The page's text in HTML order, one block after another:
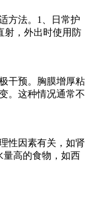
方法。1、日常护
射，外出时使用防
干预。胸膜增厚粘
。这种情况通常不
性因素有关，如肾
量高的食物，如西